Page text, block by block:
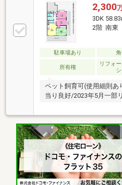
室乾燥機など設備も充実
一緒に暮らせるのも嬉し
心のサポート＆周辺環境
で入居後も安心です。コ
ー（徒歩3分）が近く、
です！
2,300
3DK
2階 南東
駐車場あり
所有権
リフォ
ペット飼育可(使用細則
当り良好/2023年5月一部